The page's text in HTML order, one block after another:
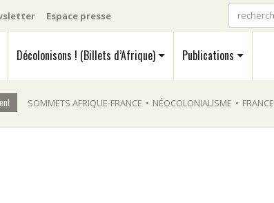
Espace presse
Décolonisons ! (Billets d’Afrique) Publications
SOMMETS AFRIQUE-FRANCE • NÉOCOLONIALISME • FRANCE